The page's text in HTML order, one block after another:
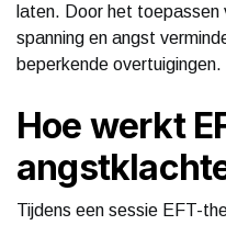
laten. Door het toepassen
spanning en angst
beperkende overtuigingen.
Hoe werkt
Tijdens een sessie EFT-